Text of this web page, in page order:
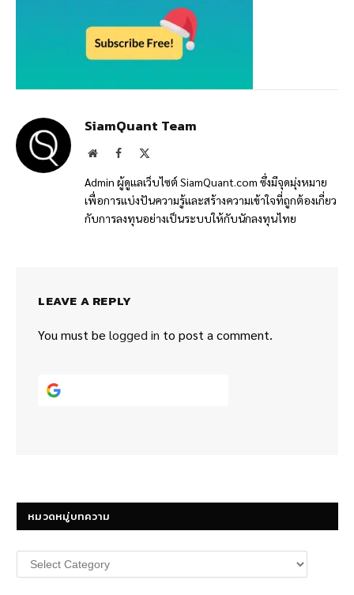
SiamQuant Team
WebsiteFacebook
Admin ผู้ดูแลเว็บไซต์ SiamQuant.com ซึ่งมีจุดมุ่งหมาย
เพื่อการแบ่งปันความรู้และสร้างความเข้าใจที่ถูกต้องเกี่ยว
กับการลงทุนอย่างเป็นระบบให้กับนักลงทุนไทย
LEAVE A REPLY
You must be logged in to post a comment.
หมวดหมู่บทความ
หมวด
หมู่